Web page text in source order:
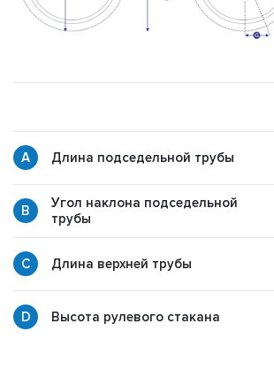
Длина подседельной трубы
Угол наклона подседельной
трубы
Длина верхней трубы
Высота рулевого стакана